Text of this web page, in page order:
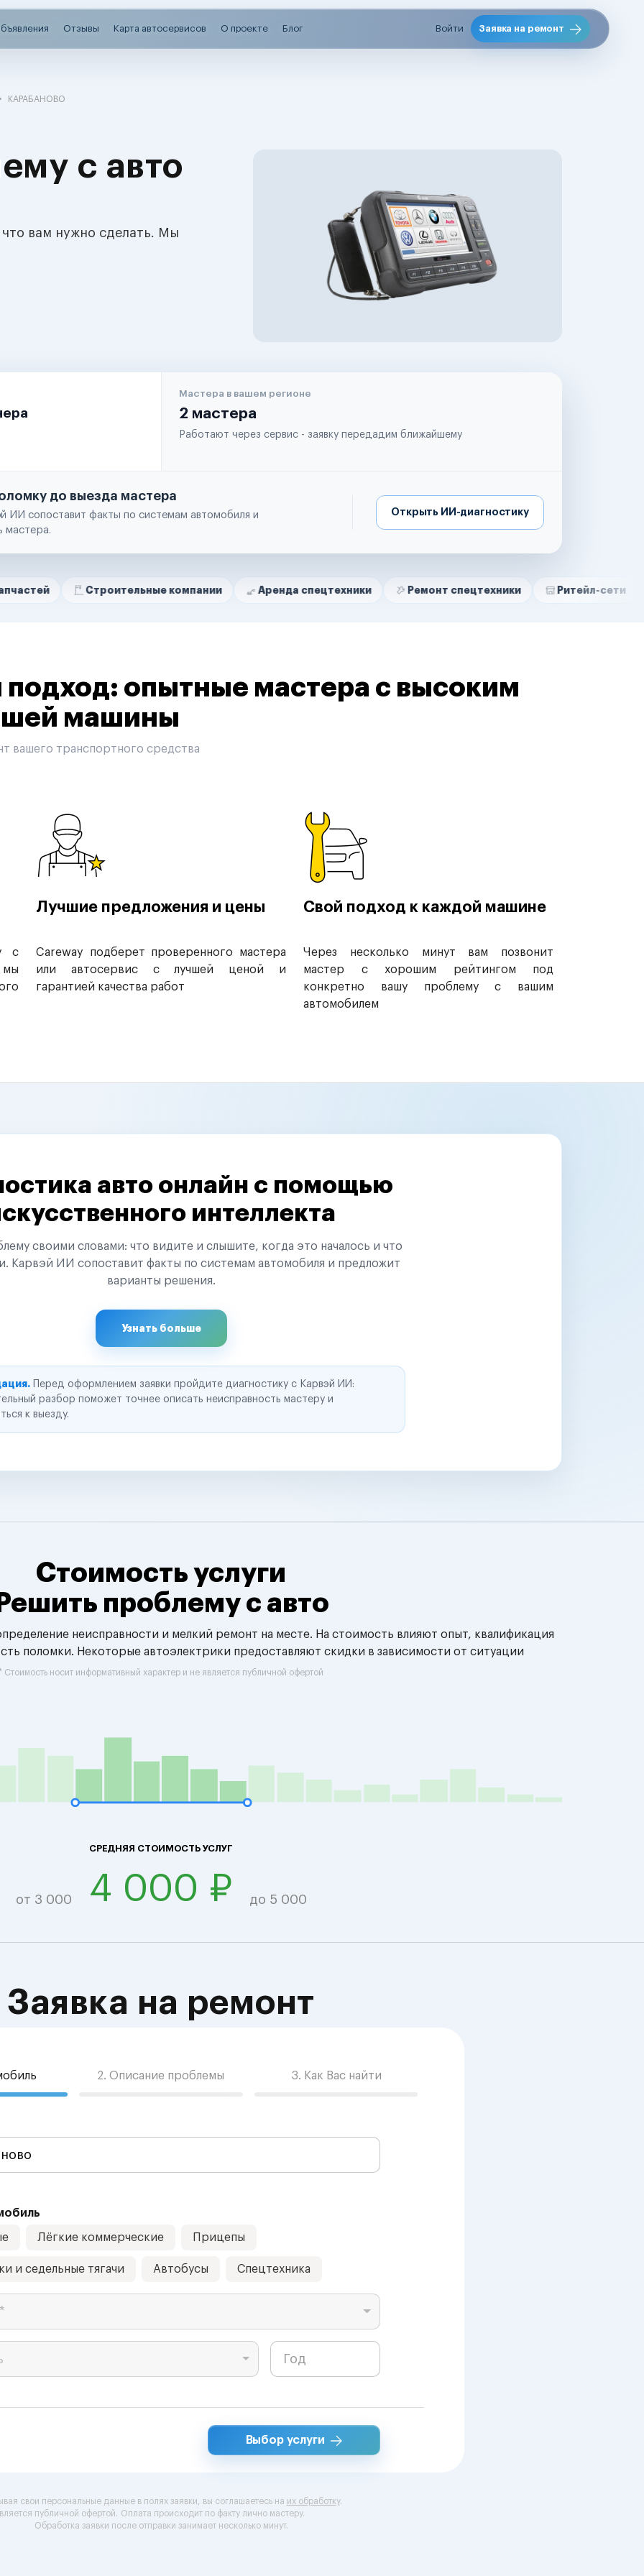
Отзывы Карта автосервисов О проекте Блог Войти Заявка на ремонт
КАРАБАНОВО
с авто
вам нужно сделать. Мы
Мастера в вашем регионе
2 мастера
Работают через сервис - заявку передадим ближайшему
до выезда мастера
ИИ сопоставит факты по системам автомобиля и
мастера.
Открыть ИИ-диагностику
Строительные компании Аренда спецтехники Ремонт спецтехники Ритейл-сети
опытные мастера с высоким
машины
вашего транспортного средства
с
мы
Лучшие предложения и цены
Careway подберет проверенного мастера
или автосервис с лучшей ценой и
гарантией качества работ
Свой подход к каждой машине
Через несколько минут вам позвонит
мастер с хорошим рейтингом под
конкретно вашу проблему с вашим
автомобилем
авто онлайн с помощью
интеллекта
своими словами: что видите и слышите, когда это началось и что
Карвэй ИИ сопоставит факты по системам автомобиля и предложит
варианты решения.
Узнать больше
Перед оформлением заявки пройдите диагностику с Карвэй ИИ:
разбор поможет точнее описать неисправность мастеру и
к выезду.
Стоимость услуги
Решить проблему с авто
неисправности и мелкий ремонт на месте. На стоимость влияют опыт, квалификация
поломки. Некоторые автоэлектрики предоставляют скидки в зависимости от ситуации
Стоимость носит информативный характер и не является публичной офертой
СРЕДНЯЯ СТОИМОСТЬ УСЛУГ
от 3 000 4 000 ₽ до 5 000
Заявка на ремонт
2. Описание проблемы 3. Как Вас найти
Лёгкие коммерческие Прицепы
и седельные тягачи Автобусы Спецтехника
Выбор услуги
свои персональные данные в полях заявки, вы соглашаетесь на их обработку.
публичной офертой. Оплата происходит по факту лично мастеру.
Обработка заявки после отправки занимает несколько минут.